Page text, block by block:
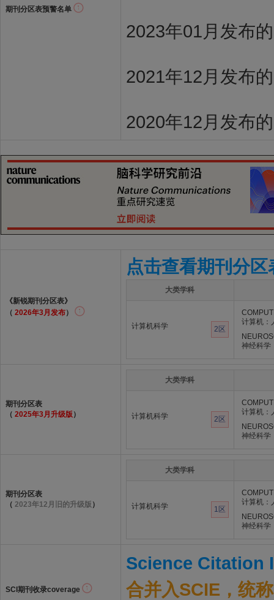
期刊分区表预警名单
2023年01月发布
2021年12月发布
2020年12月发布
《新锐期刊分区表》
（ 2026年3月发布）
点击查看期刊分区
大类学科
计算机科学 2区
计算机：
神经科学
期刊分区表
（ 2025年3月升级版 ）
大类学科
计算机科学 2区
计算机：
神经科学
期刊分区表
（ 2023年12月旧的升级版 ）
大类学科
计算机科学 1区
计算机：
神经科学
SCI期刊收录coverage
Science Citation
合并入SCIE，统